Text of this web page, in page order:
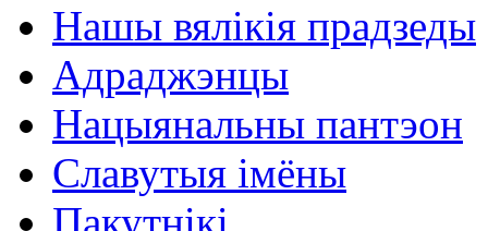
Нашы вялікія прадзеды
Адраджэнцы
Нацыянальны пантэон
Славутыя імёны
Пакутнікі